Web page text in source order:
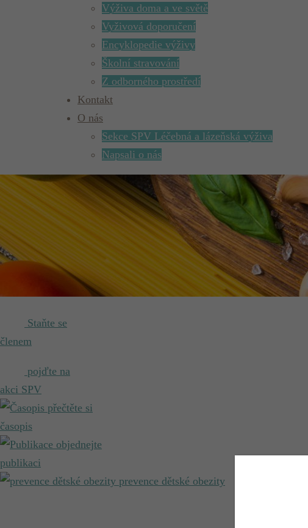
Výživa doma a ve světě
Vyživová doporučení
Encyklopedie výživy
Školní stravování
Z odborného prostředí
Kontakt
O nás
Sekce SPV Léčebná a lázeňská výživa
Napsali o nás
Staňte se
členem
pojďte na
akci SPV
přečtěte si
časopis
objednejte
publikaci
prevence dětské obezity